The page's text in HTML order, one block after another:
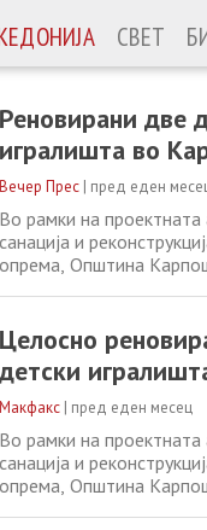
СВЕТ
Реновирани две
игралишта во
Вечер Прес | пред еден
Во рамки на проектната
санација и
опрема, Општина
игралиште кое се наоѓа
Парапунов“ обновени се
поставени се нови
останатата урбана
Целосно
детски
Макфакс | пред еден месец
Во рамки на проектната
санација и
опрема, Општина